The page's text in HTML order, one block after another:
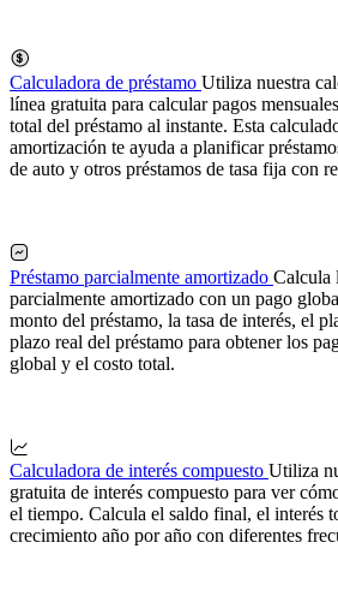
Calculadora de préstamo Utiliza nuestra
línea gratuita para calcular pagos
total del préstamo al instante. Esta
amortización te ayuda a planificar
de auto y otros préstamos de tasa fija con
Préstamo parcialmente amortizado Calcula
parcialmente amortizado con un pago
monto del préstamo, la tasa de interés, el
plazo real del préstamo para obtener los
global y el costo total.
Calculadora de interés compuesto Utiliza
gratuita de interés compuesto para ver
el tiempo. Calcula el saldo final, el interés
crecimiento año por año con diferentes